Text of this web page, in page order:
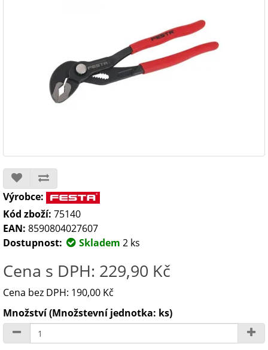
Výrobce:
Kód zboží: 75140
EAN: 8590804027607
Dostupnost:
Skladem 2 ks
Cena s DPH: 229,90 Kč
Cena bez DPH: 190,00 Kč
Množství (Množstevní jednotka: ks)